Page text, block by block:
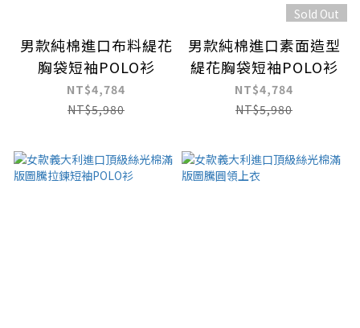
男款純棉進口布料緹花
胸袋短袖POLO衫
NT$4,784
NT$5,980
Sold Out
男款純棉進口素面造型
緹花胸袋短袖POLO衫
NT$4,784
NT$5,980